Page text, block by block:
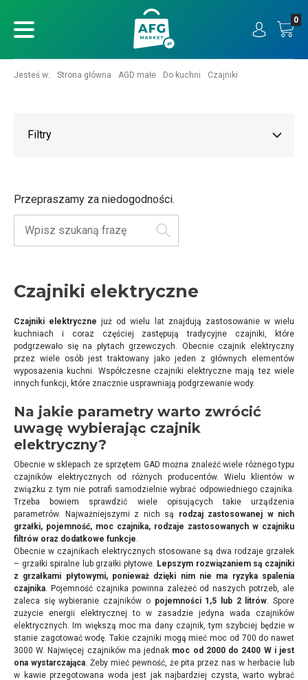
0
Jesteś w: Strona główna AGD małe Do kuchni Czajniki
Filtry
Przepraszamy za niedogodności.
Czajniki elektryczne
Czajniki elektryczne już od wielu lat znajdują zastosowanie w wielu
kuchniach i coraz częściej zastępują tradycyjne czajniki, które
podgrzewało się na płytach grzewczych. Obecnie czajnik elektryczny
przez wiele osób jest traktowany jako jeden z głównych elementów
wyposażenia kuchni. Współczesne czajniki elektryczne mają tez wiele
innych funkcji, które znacznie usprawniają podgrzewanie wody.
Na jakie parametry warto zwrócić
uwagę wybierając czajnik
elektryczny?
Obecnie w sklepach ze sprzętem GAD można znaleźć wiele różnego typu
czajników elektrycznych od różnych producentów. Wielu klientów w
związku z tym nie potrafi samodzielnie wybrać odpowiedniego czajnika.
Trzeba bowiem sprawdzić wiele opisujących takie urządzenia
parametrów. Najważniejszymi z nich są
rodzaj zastosowanej w nich
grzałki, pojemność, moc czajnika, rodzaje zastosowanych w czajniku
filtrów oraz dodatkowe funkcje.
Obecnie w czajnikach elektrycznych stosowane są dwa rodzaje grzałek
– grzałki spiralne lub grzałki płytowe. Lepszym rozwiązaniem są czajniki
z grzałkami płytowymi, ponieważ dzięki nim nie ma ryzyka spalenia
czajnika. Pojemność czajnika powinna zależeć od naszych potrzeb, ale
zaleca się wybieranie czajników o pojemności 1,5 lub 2 litrów. Spore
zużycie energii elektrycznej to w zasadzie jedyna wada czajników
elektrycznych. Im większą moc ma dany czajnik, tym szybciej będzie w
stanie zagotować wodę. Takie czajniki mogą mieć moc od 700 do nawet
3000 W. Najwięcej czajników ma jednak moc od 2000 do 2400 W i jest
ona wystarczająca. Żeby mieć pewność, że pita przez nas w herbacie lub
w kawie przegotowana woda jest jak najbardziej czysta, warto wybrać